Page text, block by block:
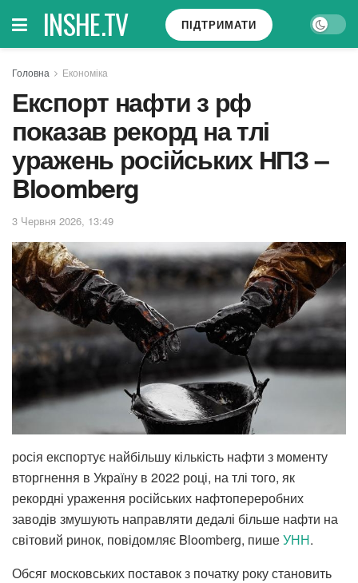
INSHE.TV ПІДТРИМАТИ
Головна Економіка
Експорт нафти з рф
показав рекорд на тлі
уражень російських НПЗ –
Bloomberg
3 Червня 2026, 13:49
росія експортує найбільшу кількість нафти з моменту
вторгнення в Україну в 2022 році, на тлі того, як
рекордні ураження російських нафтопереробних
заводів змушують направляти дедалі більше нафти на
світовий ринок, повідомляє Bloomberg, пишеУНН.
Обсяг московських поставок з початку року становить